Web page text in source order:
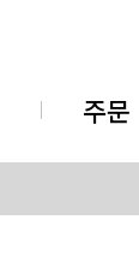
주문